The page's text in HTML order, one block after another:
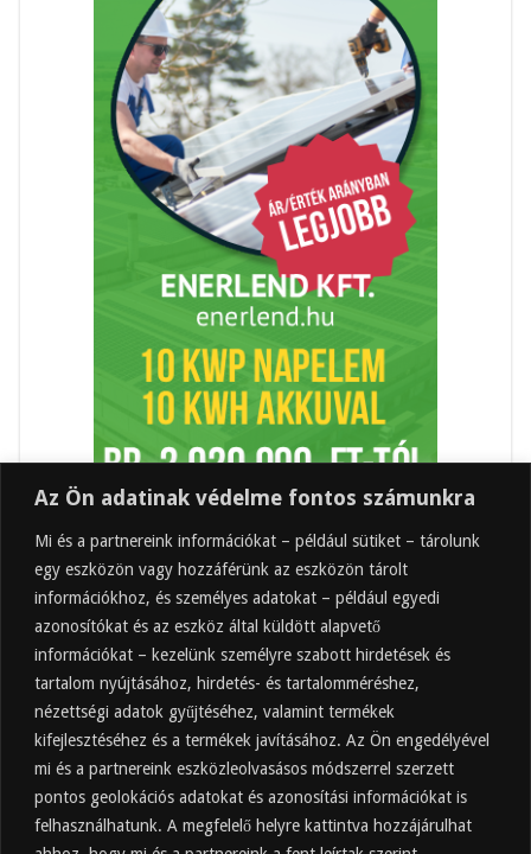
Az Ön adatinak védelme fontos számunkra
Mi és a partnereink információkat – például sütiket – tárolunk
egy eszközön vagy hozzáférünk az eszközön tárolt
információkhoz, és személyes adatokat – például egyedi
azonosítókat és az eszköz által küldött alapvető
információkat – kezelünk személyre szabott hirdetések és
tartalom nyújtásához, hirdetés- és tartalomméréshez,
nézettségi adatok gyűjtéséhez, valamint termékek
kifejlesztéséhez és a termékek javításához. Az Ön engedélyével
mi és a partnereink eszközleolvasásos módszerrel szerzett
pontos geolokációs adatokat és azonosítási információkat is
felhasználhatunk. A megfelelő helyre kattintva hozzájárulhat
Felkapott
Almaecet mire jó? 21 gyakori felhasználási
terület
2025.10.31.
Almaecet fogyasztása: mikor, mennyit, mivel